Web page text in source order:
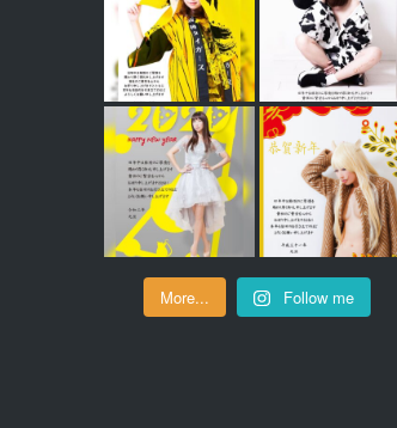
More... Follow me